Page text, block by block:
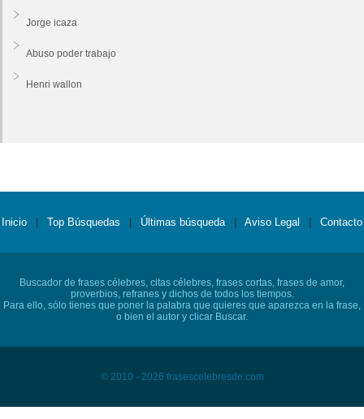
Jorge icaza
Abuso poder trabajo
Henri wallon
Inicio Top Búsquedas Últimas búsqueda Aviso Legal Contacto
Buscador de frases célebres, citas célebres, frases cortas, frases de amor,
proverbios, refranes y dichos de todos los tiempos.
Para ello, sólo tienes que poner la palabra que quieres que aparezca en la frase,
o bien el autor y clicar Buscar.
© 2010 - 2026 frasescelebresde.com